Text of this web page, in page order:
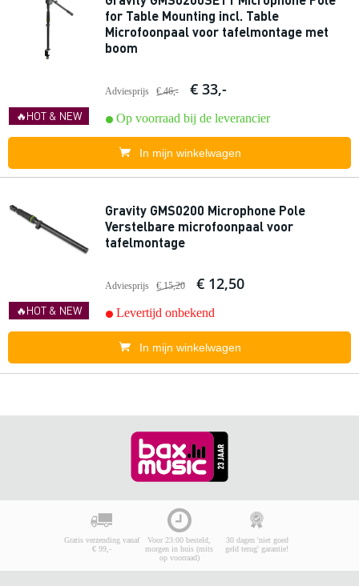
🔥HOT & NEW
for Table Mounting incl. Table
Microfoonpaal voor tafelmontage met
boom
Adviesprijs € 46,- € 33,-
Op voorraad bij de leverancier
In mijn winkelwagen
🔥HOT & NEW
Gravity GMS0200 Microphone Pole
Verstelbare microfoonpaal voor
tafelmontage
Adviesprijs € 15,20 € 12,50
Levertijd onbekend
In mijn winkelwagen
Gratis verzending vanaf
€ 99,-
Voor 23:00 besteld,
morgen in huis (mits
op voorraad)
30 dagen 'niet goed
geld terug' garantie!